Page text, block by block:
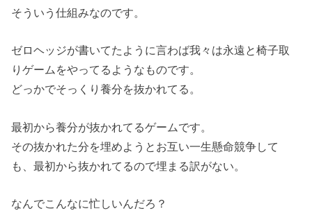
そういう仕組みなのです。
ゼロヘッジが書いてたように言わば我々は永遠と椅子取
りゲームをやってるようなものです。
どっかでそっくり養分を抜かれてる。
最初から養分が抜かれてるゲームです。
その抜かれた分を埋めようとお互い一生懸命競争して
も、最初から抜かれてるので埋まる訳がない。
なんでこんなに忙しいんだろ？